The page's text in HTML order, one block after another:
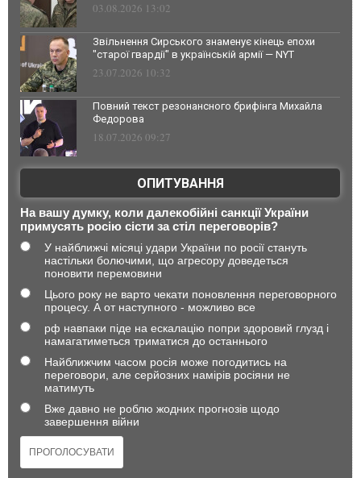
03.08.2026 13:02
Звільнення Сирського знаменує кінець епохи
"старої гвардії" в українській армії — NYT
23.07.2026 10:32
Повний текст резонансного брифінга Михайла
Федорова
18.07.2026 09:27
ОПИТУВАННЯ
На вашу думку, коли далекобійні санкції України
примусять росію сісти за стіл переговорів?
У найближчі місяці удари України по росії стануть
настільки болючими, що агресору доведеться
поновити перемовини
Цього року не варто чекати поновлення переговорного
процесу. А от наступного - можливо все
рф навпаки піде на ескалацію попри здоровий глузд і
намагатиметься триматися до останнього
Найближчим часом росія може погодитись на
переговори, але серйозних намірів росіяни не
матимуть
Вже давно не роблю жодних прогнозів щодо
завершення війни